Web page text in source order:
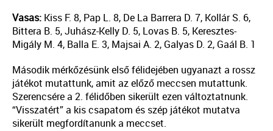
Vasas: Kiss F. 8, Pap L. 8, De La Barrera D. 7, Kollár S. 6,
Bittera B. 5, Juhász-Kelly D. 5, Lovas B. 5, Keresztes-
Migály M. 4, Balla E. 3, Majsai A. 2, Galyas D. 2, Gaál B. 1
Második mérkőzésünk első félidejében ugyanazt a rossz
játékot mutattunk, amit az előző meccsen mutattunk.
Szerencsére a 2. félidőben sikerült ezen változtatnunk.
“Visszatért” a kis csapatom és szép játékot mutatva
sikerült megfordítanunk a meccset.